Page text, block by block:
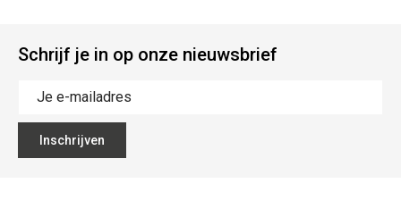
Schrijf je in op onze nieuwsbrief
Inschrijven